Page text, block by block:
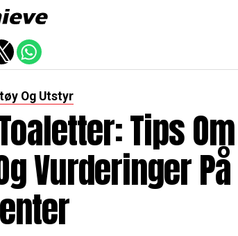
Og Utstyr
Tips Om
Vurderinger På